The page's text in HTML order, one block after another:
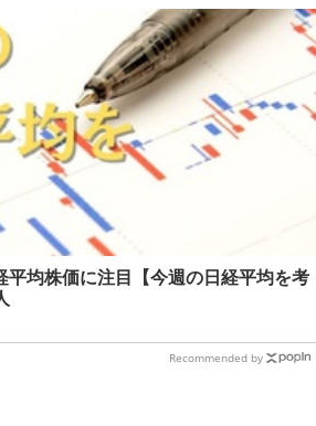
平均株価に注目【今週の日経平均を考
Recommended by